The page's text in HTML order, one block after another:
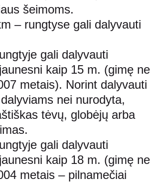
šeimoms.
– rungtyse gali dalyvauti
gali dalyvauti
kaip 15 m. (gimę ne
metais). Norint dalyvauti
nei nurodyta,
tėvų, globėjų arba
gali dalyvauti
kaip 18 m. (gimę ne
metais – pilnamečiai